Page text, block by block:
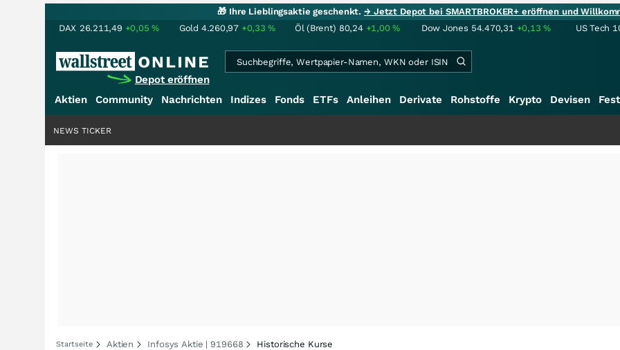
🎁 Ihre Lieblingsaktie geschenkt.→ Jetzt Depot bei SMARTBROKER+ eröffnen und
DAX 26.211,49 +0,05% Gold 4.260,97 +0,33% Öl (Brent) 80,24 +1,00% Dow Jones 54.470,31 +0,13% US Tech
Depot eröffnen
Aktien Community Nachrichten Indizes Fonds ETFs Anleihen Derivate Rohstoffe Krypto Devisen
NEWS TICKER
Startseite Aktien Infosys Aktie | 919668 Historische Kurse